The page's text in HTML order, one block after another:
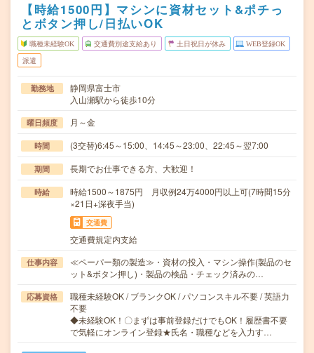
【時給1500円】マシンに資材セット&ポチっ
とボタン押し/日払いOK
職種未経験OK 交通費別途支給あり 土日祝日が休み WEB登録OK
派遣
勤務地
静岡県富士市
入山瀬駅から徒歩10分
曜日頻度 月～金
時間 (3交替)6:45～15:00、14:45～23:00、22:45～翌7:00
期間 長期でお仕事できる方、大歓迎！
時給
時給1500～1875円 月収例24万4000円以上可(7時間15分
×21日+深夜手当)
交通費
交通費規定内支給
仕事内容
≪ペーパー類の製造≫・資材の投入・マシン操作(製品のセ
ット&ボタン押し)・製品の検品・チェック済みの…
応募資格
職種未経験OK / ブランクOK / パソコンスキル不要 / 英語力
不要
◆未経験OK！〇まずは事前登録だけでもOK！履歴書不要
で気軽にオンライン登録★氏名・職種などを入力す…